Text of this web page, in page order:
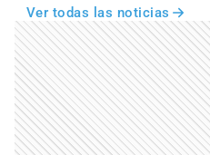
Ver todas las noticias